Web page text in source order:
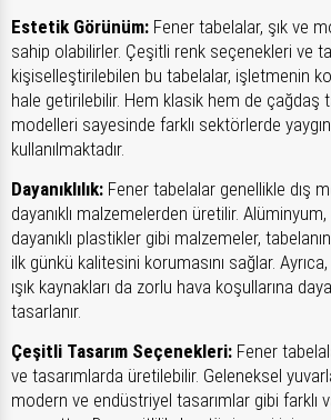
Estetik Görünüm: Fener tabelalar, şık ve
sahip olabilirler. Çeşitli renk seçenekleri ve
kişiselleştirilebilen bu tabelalar, işletmenin
hale getirilebilir. Hem klasik hem de çağdaş
modelleri sayesinde farklı sektörlerde
kullanılmaktadır.
Dayanıklılık: Fener tabelalar genellikle dış
dayanıklı malzemelerden üretilir.
dayanıklı plastikler gibi malzemeler,
ilk günkü kalitesini korumasını sağlar.
ışık kaynakları da zorlu hava koşullarına
tasarlanır.
Çeşitli Tasarım Seçenekleri: Fener
ve tasarımlarda üretilebilir. Geleneksel
modern ve endüstriyel tasarımlar gibi farklı